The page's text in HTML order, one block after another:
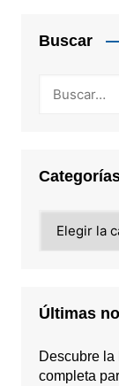
Buscar
Últimas
Descubre
completa